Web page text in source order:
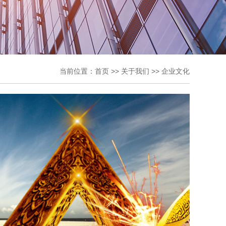
当前位置： 首页 >> 关于我们 >> 企业文化